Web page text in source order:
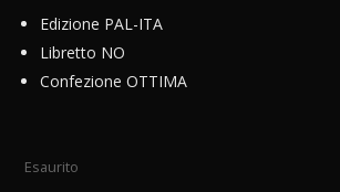
Edizione PAL-ITA
Libretto NO
Confezione OTTIMA
Esaurito